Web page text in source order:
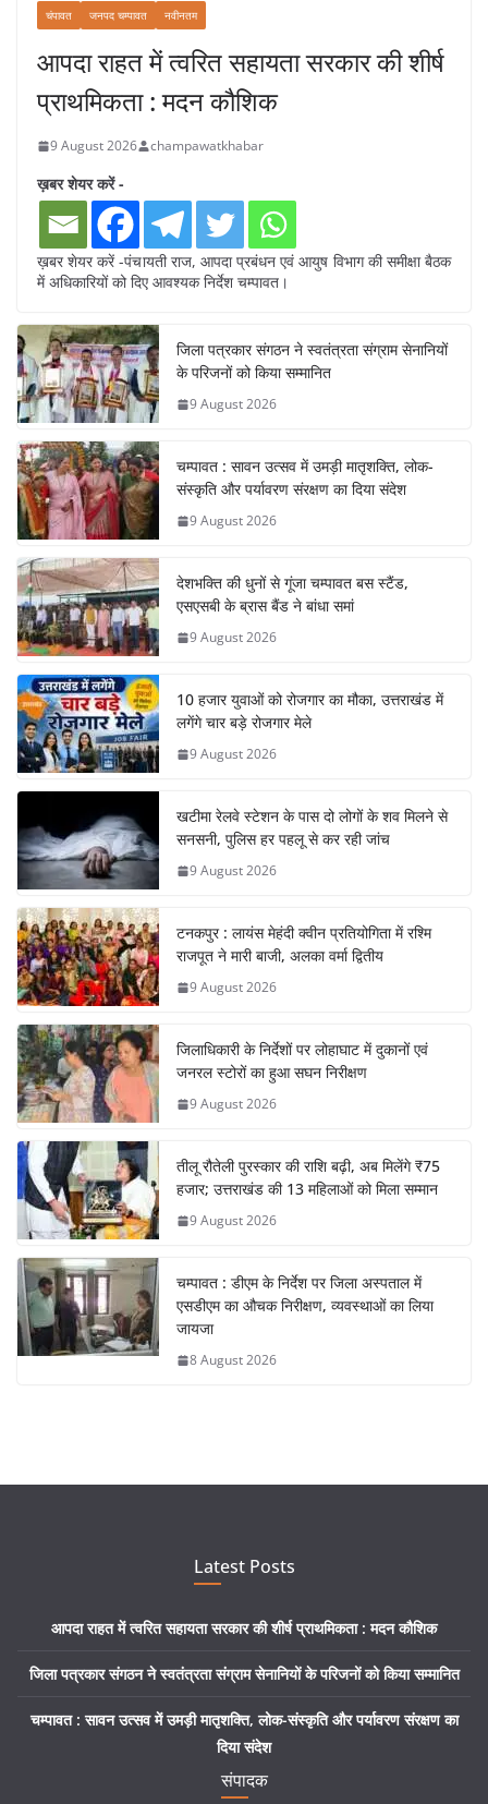
चंपावत जनपद चम्पावत नवीनतम
आपदा राहत में त्वरित सहायता सरकार की शीर्ष
प्राथमिकता : मदन कौशिक
9 August 2026 champawatkhabar
ख़बर शेयर करें -
ख़बर शेयर करें -पंचायती राज, आपदा प्रबंधन एवं आयुष विभाग की समीक्षा बैठक
में अधिकारियों को दिए आवश्यक निर्देश चम्पावत।
जिला पत्रकार संगठन ने स्वतंत्रता संग्राम सेनानियों
के परिजनों को किया सम्मानित
9 August 2026
चम्पावत : सावन उत्सव में उमड़ी मातृशक्ति, लोक-
संस्कृति और पर्यावरण संरक्षण का दिया संदेश
9 August 2026
देशभक्ति की धुनों से गूंजा चम्पावत बस स्टैंड,
एसएसबी के ब्रास बैंड ने बांधा समां
9 August 2026
10 हजार युवाओं को रोजगार का मौका, उत्तराखंड में
लगेंगे चार बड़े रोजगार मेले
9 August 2026
खटीमा रेलवे स्टेशन के पास दो लोगों के शव मिलने से
सनसनी, पुलिस हर पहलू से कर रही जांच
9 August 2026
टनकपुर : लायंस मेहंदी क्वीन प्रतियोगिता में रश्मि
राजपूत ने मारी बाजी, अलका वर्मा द्वितीय
9 August 2026
जिलाधिकारी के निर्देशों पर लोहाघाट में दुकानों एवं
जनरल स्टोरों का हुआ सघन निरीक्षण
9 August 2026
तीलू रौतेली पुरस्कार की राशि बढ़ी, अब मिलेंगे ₹75
हजार; उत्तराखंड की 13 महिलाओं को मिला सम्मान
9 August 2026
चम्पावत : डीएम के निर्देश पर जिला अस्पताल में
एसडीएम का औचक निरीक्षण, व्यवस्थाओं का लिया
जायजा
8 August 2026
Latest Posts
आपदा राहत में त्वरित सहायता सरकार की शीर्ष प्राथमिकता : मदन कौशिक
जिला पत्रकार संगठन ने स्वतंत्रता संग्राम सेनानियों के परिजनों को किया सम्मानित
चम्पावत : सावन उत्सव में उमड़ी मातृशक्ति, लोक-संस्कृति और पर्यावरण संरक्षण का
दिया संदेश
संपादक